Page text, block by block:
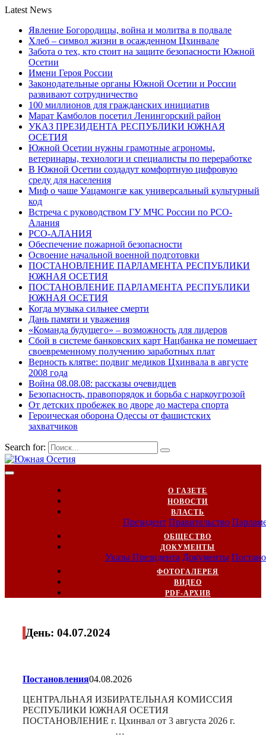
Latest News
Явление Богородицы, война и молитва в подвале
Хлеб – символ жизни в осажденном Цхинвале
Забота о тех, кто стоит на защите безопасности Южной
Осетии
Имени Героя России
Законодательные органы Южной Осетии и России
развивают сотрудничество
100 миллионов для гражданских инициатив
Марат Камболов посетил Ленингорский район
УКАЗ ПРЕЗИДЕНТА РЕСПУБЛИКИ ЮЖНАЯ
ОСЕТИЯ
Южной Осетии нужны грамотные агрономы,
ветеринары, технологи и специалисты по переработке
В Южной Осетии создадут комфортную цифровую
среду для населения
Миф о чаше Уацамонгæ как универсальный культурный
код
Встреча с руководством ГУ МЧС России по РСО-
Алания
РСО-АЛАНИЯ
Обеспечение пожарной безопасности
Освоение начальной военной подготовки
ПОСТАНОВЛЕНИЕ ПАРЛАМЕНТА РЕСПУБЛИКИ
ЮЖНАЯ ОСЕТИЯ
ПОСТАНОВЛЕНИЕ ПАРЛАМЕНТА РЕСПУБЛИКИ
ЮЖНАЯ ОСЕТИЯ
Когда музыка сильнее смерти
Дань памяти и уважения
«Команда будущего» – возможность для лидеров
Сбой в системе банковских карт Нацбанка не помешает
своевременному получению заработных плат
Верность клятве: подвиг медиков Цхинвала в августе
2008 года
Война 08.08.08: рассказы очевидцев
Безопасность, правопорядок и борьба с наркоугрозой
От детских пробежек во дворе до мастера спорта
Героическая оборона Одессы от фашистских
захватчиков
Search for:
О ГАЗЕТЕ
НОВОСТИ
ВЛАСТЬ
Президент Правительство
ОБЩЕСТВО
ДОКУМЕНТЫ
Указы Президента Документы
ФОТОГАЛЕРЕЯ
ВИДЕО
PDF-АРХИВ
День: 04.07.2024
Постановления04.08.2026
ЦЕНТРАЛЬНАЯ ИЗБИРАТЕЛЬНАЯ КОМИССИЯ
РЕСПУБЛИКИ ЮЖНАЯ ОСЕТИЯ
ПОСТАНОВЛЕНИЕ г. Цхинвал от 3 августа 2026 г.
…